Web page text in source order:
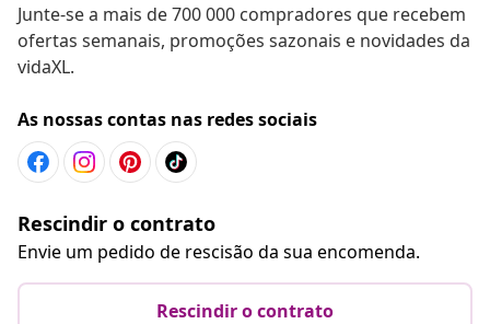
Junte-se a mais de 700 000 compradores que recebem
ofertas semanais, promoções sazonais e novidades da
vidaXL.
As nossas contas nas redes sociais
Rescindir o contrato
Envie um pedido de rescisão da sua encomenda.
Rescindir o contrato